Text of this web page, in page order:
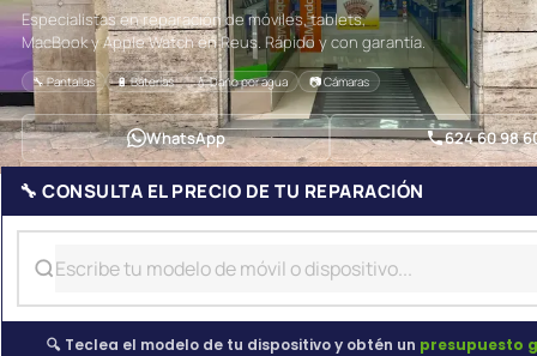
Especialistas en reparación de móviles, tablets,
MacBook y Apple Watch en Reus. Rápido y con garantía.
🔧 Pantallas 🔋 Baterías 💧 Daño por agua 📷 Cámaras
WhatsApp 624 60 98
🔧 CONSULTA EL PRECIO DE TU REPARACIÓN
🔍 Teclea el modelo de tu dispositivo y obtén un presupuesto